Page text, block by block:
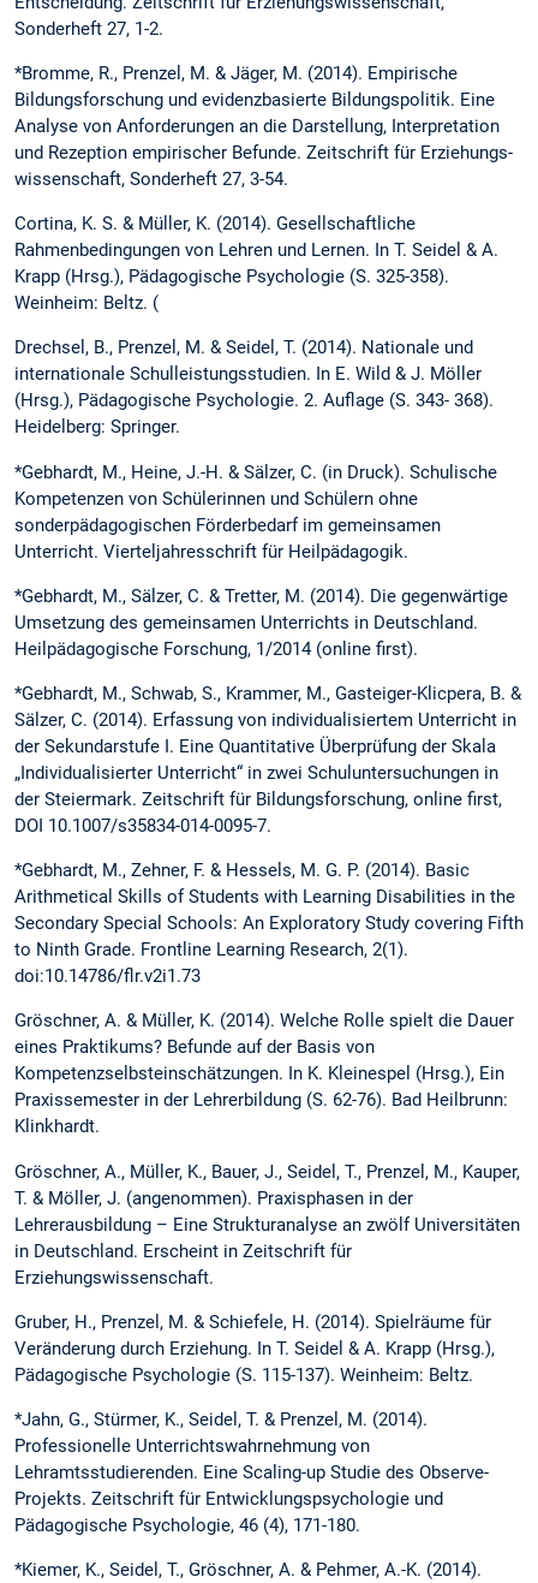
Sonderheft 27, 1-2.
*Bromme, R., Prenzel, M. & Jäger, M. (2014). Empirische
Bildungsforschung und evidenzbasierte Bildungspolitik. Eine
Analyse von Anforderungen an die Darstellung, Interpretation
und Rezeption empirischer Befunde. Zeitschrift für Erziehungs­
wissenschaft, Sonderheft 27, 3-54.
Cortina, K. S. & Müller, K. (2014). Gesellschaftliche
Rahmenbedingungen von Lehren und Lernen. In T. Seidel & A.
Krapp (Hrsg.), Pädagogische Psychologie (S. 325-358).
Weinheim: Beltz. (
Drechsel, B., Prenzel, M. & Seidel, T. (2014). Nationale und
internationale Schulleistungsstudien. In E. Wild & J. Möller
(Hrsg.), Pädagogische Psychologie. 2. Auflage (S. 343- 368).
Heidelberg: Springer.
*Gebhardt, M., Heine, J.-H. & Sälzer, C. (in Druck). Schulische
Kompetenzen von Schülerinnen und Schülern ohne
sonderpädagogischen Förderbedarf im gemeinsamen
Unterricht. Vierteljahresschrift für Heilpädagogik.
*Gebhardt, M., Sälzer, C. & Tretter, M. (2014). Die gegenwärtige
Umsetzung des gemeinsamen Unterrichts in Deutschland.
Heilpädagogische Forschung, 1/2014 (online first).
*Gebhardt, M., Schwab, S., Krammer, M., Gasteiger-Klicpera, B. &
Sälzer, C. (2014). Erfassung von individualisiertem Unterricht in
der Sekundarstufe I. Eine Quantitative Überprüfung der Skala
„Individualisierter Unterricht“ in zwei Schuluntersuchungen in
der Steiermark. Zeitschrift für Bildungsforschung, online first,
DOI 10.1007/s35834-014-0095-7.
*Gebhardt, M., Zehner, F. & Hessels, M. G. P. (2014). Basic
Arithmetical Skills of Students with Learning Disabilities in the
Secondary Special Schools: An Exploratory Study covering Fifth
to Ninth Grade. Frontline Learning Research, 2(1).
doi:10.14786/flr.v2i1.73
Gröschner, A. & Müller, K. (2014). Welche Rolle spielt die Dauer
eines Praktikums? Befunde auf der Basis von
Kompetenzselbsteinschätzungen. In K. Kleinespel (Hrsg.), Ein
Praxissemester in der Lehrerbildung (S. 62-76). Bad Heilbrunn:
Klinkhardt.
Gröschner, A., Müller, K., Bauer, J., Seidel, T., Prenzel, M., Kauper,
T. & Möller, J. (angenommen). Praxisphasen in der
Lehrerausbildung – Eine Strukturanalyse an zwölf Universitäten
in Deutschland. Erscheint in Zeitschrift für
Erziehungswissenschaft.
Gruber, H., Prenzel, M. & Schiefele, H. (2014). Spielräume für
Veränderung durch Erziehung. In T. Seidel & A. Krapp (Hrsg.),
Pädagogische Psychologie (S. 115-137). Weinheim: Beltz.
*Jahn, G., Stürmer, K., Seidel, T. & Prenzel, M. (2014).
Professionelle Unterrichtswahrnehmung von
Lehramtsstudierenden. Eine Scaling-up Studie des Observe-
Projekts. Zeitschrift für Entwicklungspsychologie und
Pädagogische Psychologie, 46 (4), 171-180.
*Kiemer, K., Seidel, T., Gröschner, A. & Pehmer, A.-K. (2014).